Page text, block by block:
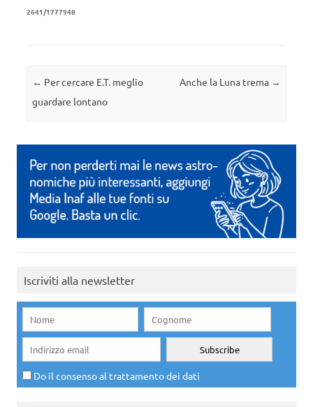
2641/1777948
Navigazione articolo
← Per cercare E.T. meglio
guardare lontano
Anche la Luna trema →
Iscriviti alla newsletter
Do il consenso al trattamento dei dati